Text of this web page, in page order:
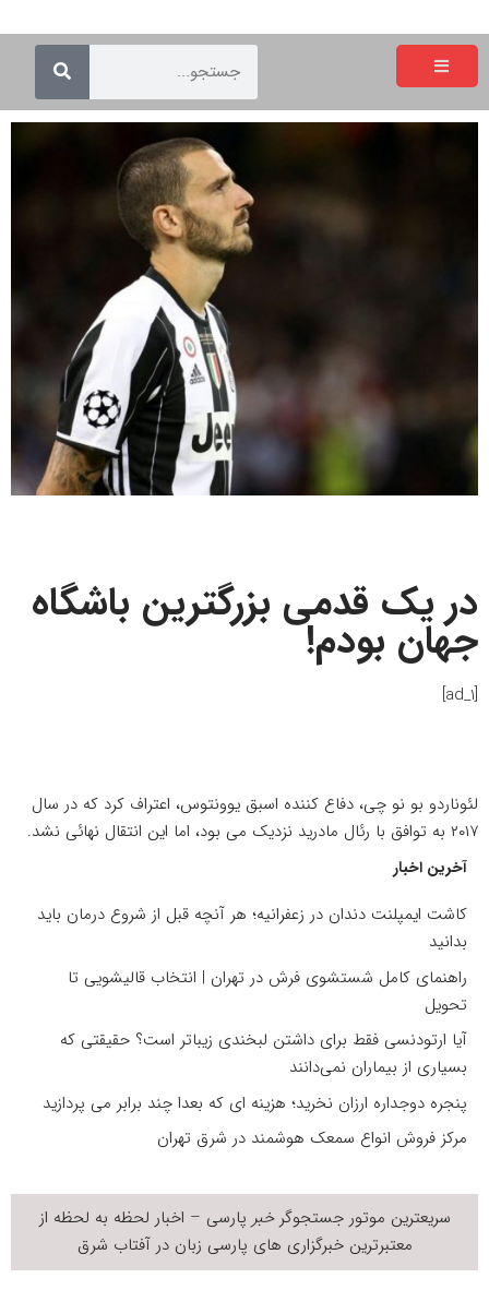
در یک قدمی بزرگترین باشگاه
جهان بودم!
[ad_1]
لئوناردو بو نو چی، دفاع کننده اسبق یوونتوس، اعتراف کرد که در سال
۲۰۱۷ به توافق با رئال مادرید نزدیک می بود، اما این انتقال نهائی نشد.
آخرین اخبار
کاشت ایمپلنت دندان در زعفرانیه؛ هر آنچه قبل از شروع درمان باید
بدانید
راهنمای کامل شستشوی فرش در تهران | انتخاب قالیشویی تا
تحویل
آیا ارتودنسی فقط برای داشتن لبخندی زیباتر است؟ حقیقتی که
بسیاری از بیماران نمی‌دانند
پنجره دوجداره ارزان نخرید؛ هزینه ای که بعدا چند برابر می پردازید
مرکز فروش انواع سمعک هوشمند در شرق تهران
سریعترین موتور جستجوگرخبر پارسی – اخبار لحظه به لحظه از
معتبرترین خبرگزاری های پارسی زبان درآفتاب شرق